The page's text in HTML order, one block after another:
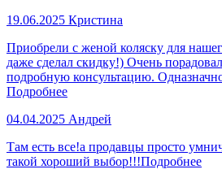
19.06.2025 Кристина
Приобрели с женой коляску для
даже сделал скидку!) Очень
подробную консультацию.
Подробнее
04.04.2025 Андрей
Там есть все!а продавцы просто
такой хороший выбор!!!Подробнее